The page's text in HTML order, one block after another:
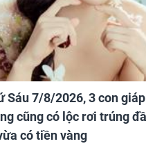
Sáu 7/8/2026, 3 con
cũng có lộc rơi trúng
có tiền vàng